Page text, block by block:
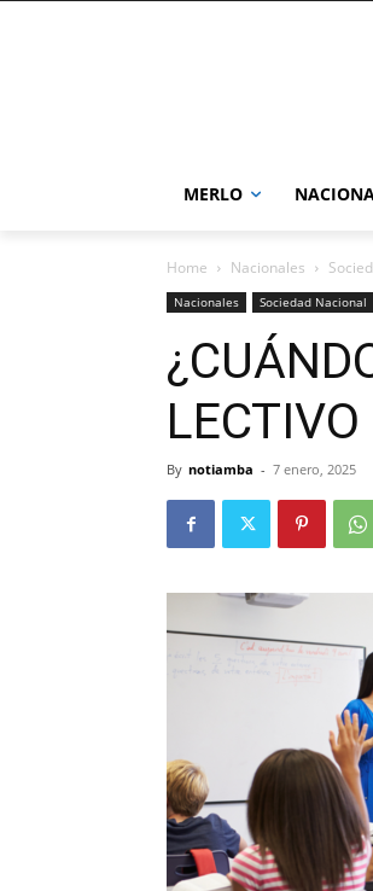
MERLO
Home Nacionales
Nacionales Sociedad Nacional
By notiamba - 7 enero, 2025